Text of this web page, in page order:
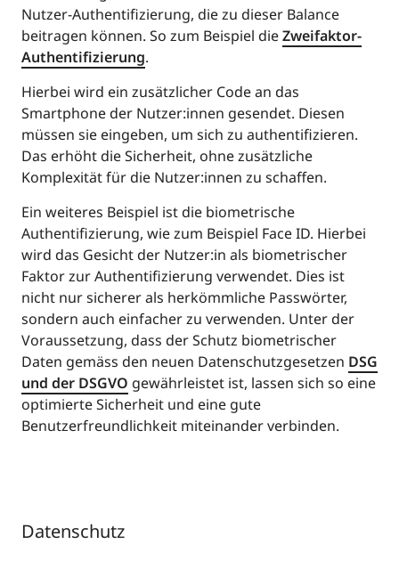
Nutzer-Authentifizierung, die zu dieser Balance
beitragen können. So zum Beispiel dieZweifaktor-
Authentifizierung.
Hierbei wird ein zusätzlicher Code an das
Smartphone der Nutzer:innen gesendet. Diesen
müssen sie eingeben, um sich zu authentifizieren.
Das erhöht die Sicherheit, ohne zusätzliche
Komplexität für die Nutzer:innen zu schaffen.
Ein weiteres Beispiel ist die biometrische
Authentifizierung, wie zum Beispiel Face ID. Hierbei
wird das Gesicht der Nutzer:in als biometrischer
Faktor zur Authentifizierung verwendet. Dies ist
nicht nur sicherer als herkömmliche Passwörter,
sondern auch einfacher zu verwenden. Unter der
Voraussetzung, dass der Schutz biometrischer
Daten gemäss den neuen Datenschutzgesetzen DSG
und der DSGVO gewährleistet ist, lassen sich so eine
optimierte Sicherheit und eine gute
Benutzerfreundlichkeit miteinander verbinden.
Datenschutz